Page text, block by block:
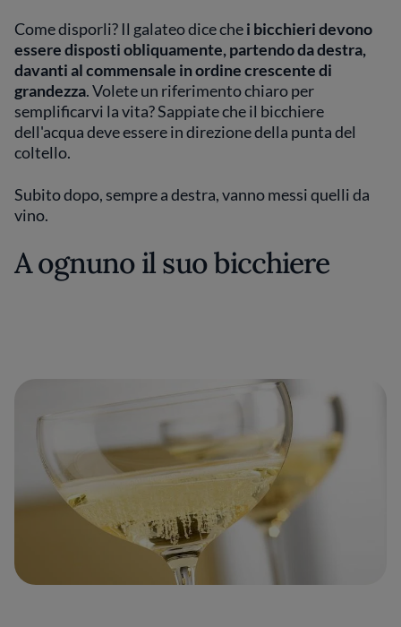
Come disporli? Il galateo dice chei bicchieri devono
essere disposti obliquamente, partendo da destra,
davanti al commensale in ordine crescente di
grandezza. Volete un riferimento chiaro per
semplificarvi la vita? Sappiate che il bicchiere
dell'acqua deve essere in direzione della punta del
coltello.
Subito dopo, sempre a destra, vanno messi quelli da
vino.
A ognuno il suo bicchiere